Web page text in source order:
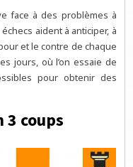
face à des problèmes à
aident à anticiper, à
et le contre de chaque
jours, où l’on essaie de
pour obtenir des
3 coups